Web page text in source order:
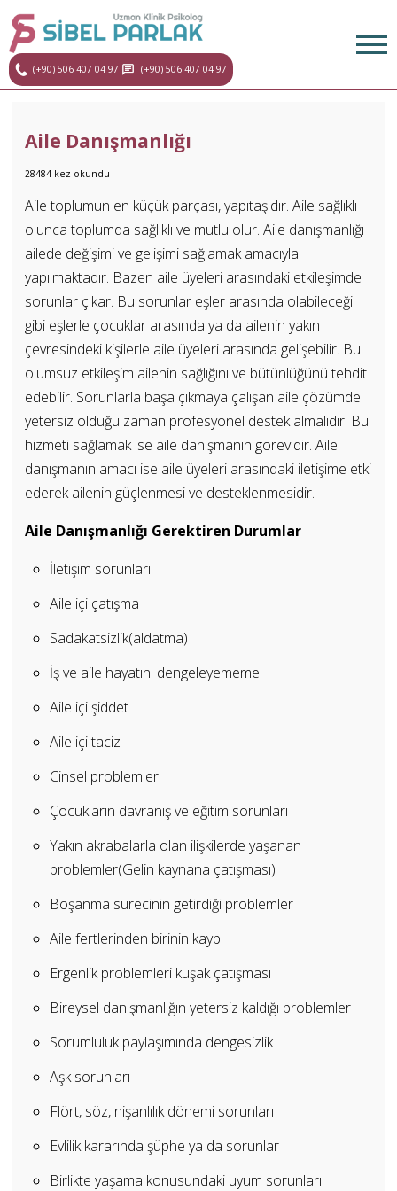
(+90) 506 407 04 97 (+90) 506 407 04 97
Aile Danışmanlığı
28484 kez okundu
Aile toplumun en küçük parçası, yapıtaşıdır. Aile sağlıklı
olunca toplumda sağlıklı ve mutlu olur. Aile danışmanlığı
ailede değişimi ve gelişimi sağlamak amacıyla
yapılmaktadır. Bazen aile üyeleri arasındaki etkileşimde
sorunlar çıkar. Bu sorunlar eşler arasında olabileceği
gibi eşlerle çocuklar arasında ya da ailenin yakın
çevresindeki kişilerle aile üyeleri arasında gelişebilir. Bu
olumsuz etkileşim ailenin sağlığını ve bütünlüğünü tehdit
edebilir. Sorunlarla başa çıkmaya çalışan aile çözümde
yetersiz olduğu zaman profesyonel destek almalıdır. Bu
hizmeti sağlamak ise aile danışmanın görevidir. Aile
danışmanın amacı ise aile üyeleri arasındaki iletişime etki
ederek ailenin güçlenmesi ve desteklenmesidir.
Aile Danışmanlığı Gerektiren Durumlar
İletişim sorunları
Aile içi çatışma
Sadakatsizlik(aldatma)
İş ve aile hayatını dengeleyememe
Aile içi şiddet
Aile içi taciz
Cinsel problemler
Çocukların davranış ve eğitim sorunları
Yakın akrabalarla olan ilişkilerde yaşanan
problemler(Gelin kaynana çatışması)
Boşanma sürecinin getirdiği problemler
Aile fertlerinden birinin kaybı
Ergenlik problemleri kuşak çatışması
Bireysel danışmanlığın yetersiz kaldığı problemler
Sorumluluk paylaşımında dengesizlik
Aşk sorunları
Flört, söz, nişanlılık dönemi sorunları
Evlilik kararında şüphe ya da sorunlar
Birlikte yaşama konusundaki uyum sorunları